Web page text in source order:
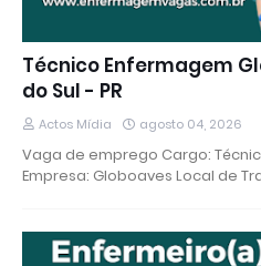
Técnico Enfermagem
do Sul - PR
Actos Mídia agosto 04, 2026
Vaga de emprego Cargo:
Empresa: Globoaves Local de